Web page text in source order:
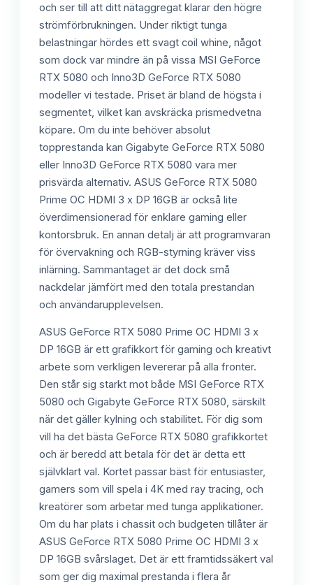
och ser till att ditt nätaggregat klarar den högre
strömförbrukningen. Under riktigt tunga
belastningar hördes ett svagt coil whine, något
som dock var mindre än på vissa MSI GeForce
RTX 5080 och Inno3D GeForce RTX 5080
modeller vi testade. Priset är bland de högsta i
segmentet, vilket kan avskräcka prismedvetna
köpare. Om du inte behöver absolut
topprestanda kan Gigabyte GeForce RTX 5080
eller Inno3D GeForce RTX 5080 vara mer
prisvärda alternativ. ASUS GeForce RTX 5080
Prime OC HDMI 3 x DP 16GB är också lite
överdimensionerad för enklare gaming eller
kontorsbruk. En annan detalj är att programvaran
för övervakning och RGB-styrning kräver viss
inlärning. Sammantaget är det dock små
nackdelar jämfört med den totala prestandan
och användarupplevelsen.
ASUS GeForce RTX 5080 Prime OC HDMI 3 x
DP 16GB är ett grafikkort för gaming och kreativt
arbete som verkligen levererar på alla fronter.
Den står sig starkt mot både MSI GeForce RTX
5080 och Gigabyte GeForce RTX 5080, särskilt
när det gäller kylning och stabilitet. För dig som
vill ha det bästa GeForce RTX 5080 grafikkortet
och är beredd att betala för det är detta ett
självklart val. Kortet passar bäst för entusiaster,
gamers som vill spela i 4K med ray tracing, och
kreatörer som arbetar med tunga applikationer.
Om du har plats i chassit och budgeten tillåter är
ASUS GeForce RTX 5080 Prime OC HDMI 3 x
DP 16GB svårslaget. Det är ett framtidssäkert val
som ger dig maximal prestanda i flera år